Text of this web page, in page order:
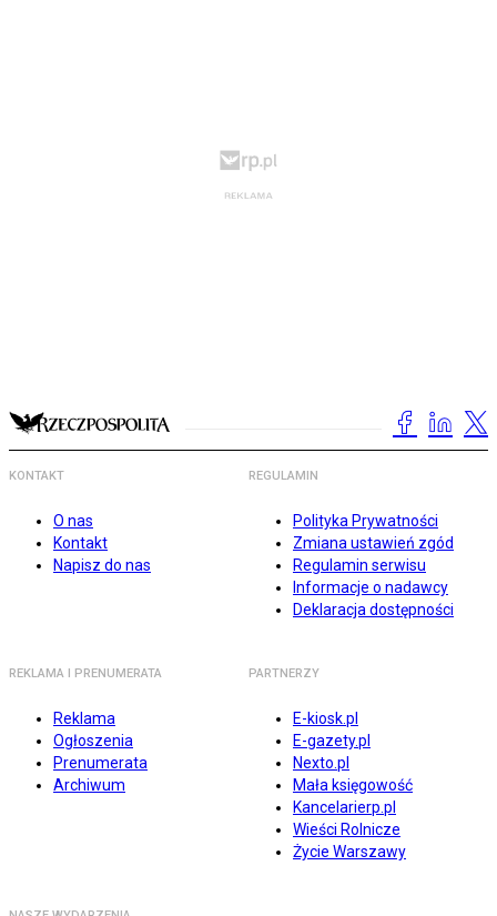
KONTAKT
O nas
Kontakt
Napisz do nas
REGULAMIN
Polityka Prywatności
Zmiana ustawień zgód
Regulamin serwisu
Informacje o nadawcy
Deklaracja dostępności
REKLAMA I PRENUMERATA
Reklama
Ogłoszenia
Prenumerata
Archiwum
PARTNERZY
E-kiosk.pl
E-gazety.pl
Nexto.pl
Mała księgowość
Kancelarierp.pl
Wieści Rolnicze
Życie Warszawy